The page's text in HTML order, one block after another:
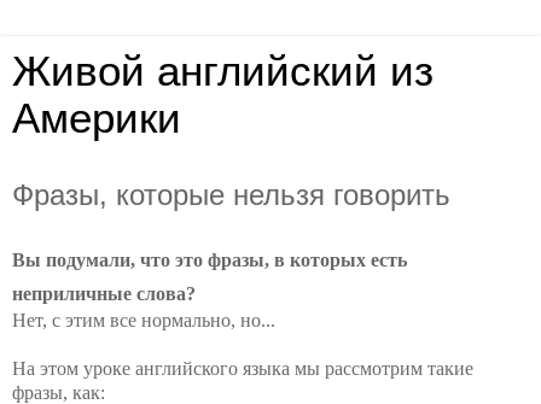
Живой английский из
Америки
Фразы, которые нельзя говорить
Вы подумали, что это фразы, в которых есть
неприличные слова?
Нет, с этим все нормально, но...
На этом уроке английского языка мы рассмотрим такие
фразы, как: